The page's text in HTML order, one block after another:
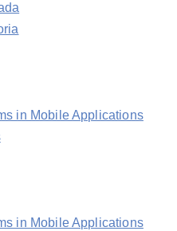
in Mobile Applications
in Mobile Applications